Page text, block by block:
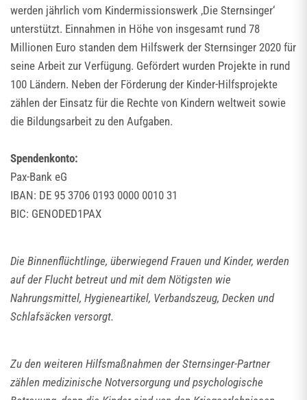
werden jährlich vom Kindermissionswerk ‚Die Sternsinger‘
unterstützt. Einnahmen in Höhe von insgesamt rund 78
Millionen Euro standen dem Hilfswerk der Sternsinger 2020 für
seine Arbeit zur Verfügung. Gefördert wurden Projekte in rund
100 Ländern. Neben der Förderung der Kinder-Hilfsprojekte
zählen der Einsatz für die Rechte von Kindern weltweit sowie
die Bildungsarbeit zu den Aufgaben.
Spendenkonto:
Pax-Bank eG
IBAN: DE 95 3706 0193 0000 0010 31
BIC: GENODED1PAX
Die Binnenflüchtlinge, überwiegend Frauen und Kinder, werden
auf der Flucht betreut und mit dem Nötigsten wie
Nahrungsmittel, Hygieneartikel, Verbandszeug, Decken und
Schlafsäcken versorgt.
Zu den weiteren Hilfsmaßnahmen der Sternsinger-Partner
zählen medizinische Notversorgung und psychologische